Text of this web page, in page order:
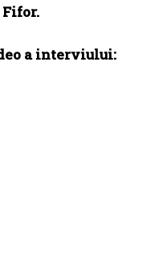
a interviului: